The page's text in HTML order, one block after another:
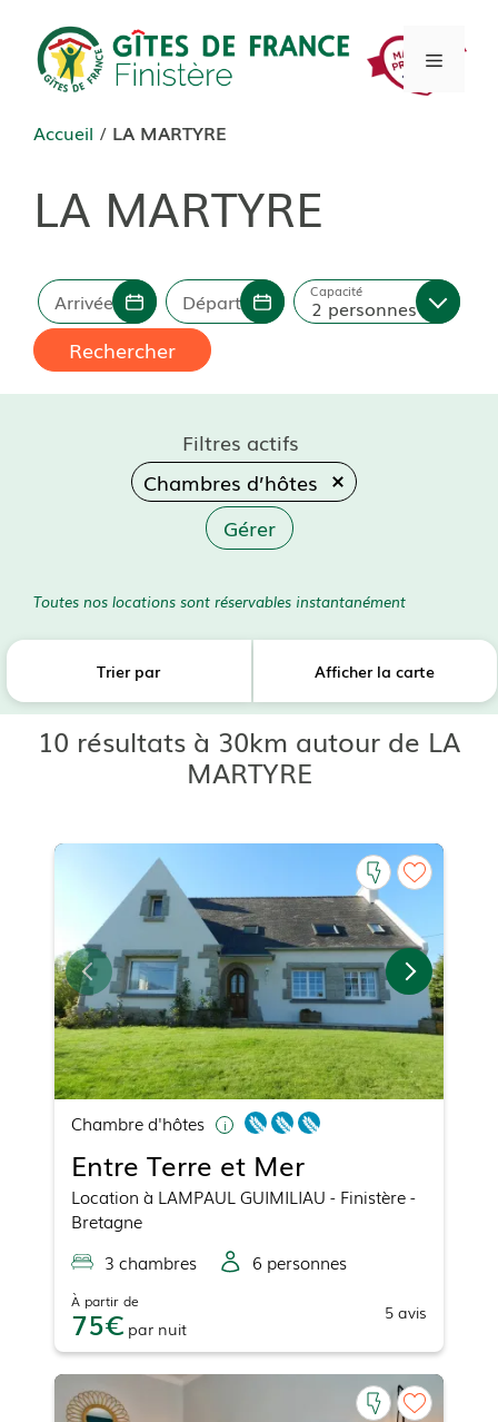
contenu
Menu
Accueil / LA MARTYRE
LA MARTYRE
Arrivée Départ 2 personnes
Capacité
Rechercher
Filtres actifs
Chambres d’hôtes
Gérer
Toutes nos locations sont réservables instantanément
10 résultats à 30km autour de LA
MARTYRE
Trier par Afficher la carte
Chambre d'hôtes
Entre Terre et Mer
Location à LAMPAUL GUIMILIAU - Finistère -
Bretagne
3 chambres 6 personnes
À partir de
75 par nuit
5 avis